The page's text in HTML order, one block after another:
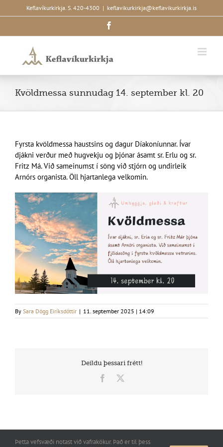
to
Keflavíkurkirkja. S. 420-4300 | keflavikurkirkja@keflavikurkirkja.is
Kvöldmessa sunnudag 14. september kl. 20
Fyrsta kvöldmessa haustsins og dagur Díakoníunnar. Ívar
djákni verður með hugvekju og þjónar ásamt sr. Erlu og sr.
Fritz Má. Við sameinumst í söng við stjórn og undirleik
Arnórs organista. Öll hjartanlega velkomin.
By Sara Dögg Eiríksdóttir | 11. september 2025 | 14:09
Deildu þessari frétt!
Facebook
Þetta vefsvæði notast við vafrakökur. Það er til þess